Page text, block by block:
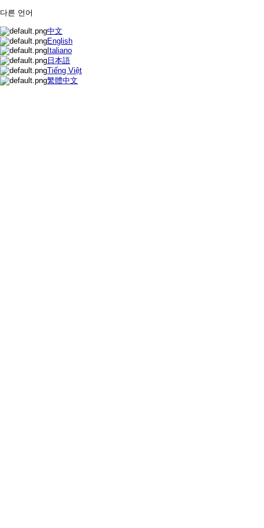
다른 언어
中文
English
Italiano
日本語
Tiếng Việt
繁體中文